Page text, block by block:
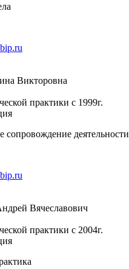
Викторовна
практики с 1999г.
сопровождение деятельности
Вячеславович
практики с 2004г.